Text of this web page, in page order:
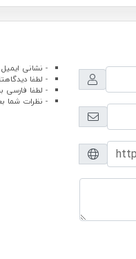
- نشانی
- لطفا
- لطفا فارسی
- نظرات شما